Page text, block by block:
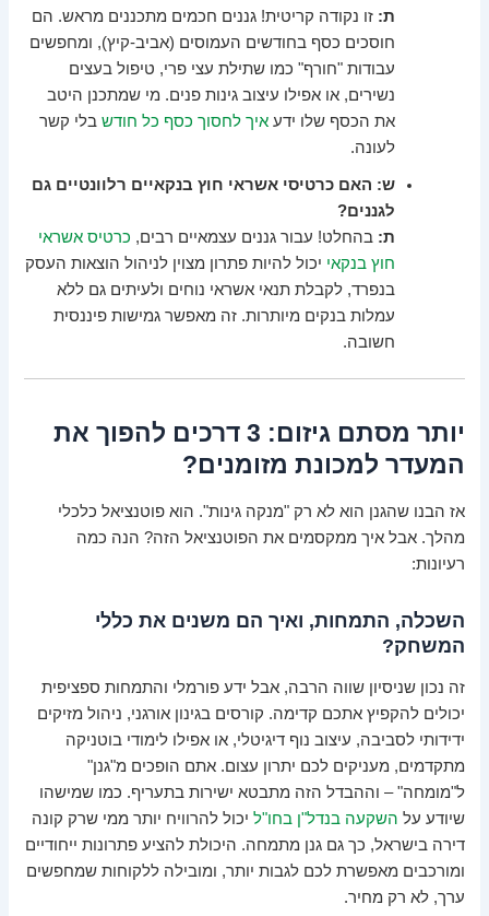
ת: זו נקודה קריטית! גננים חכמים מתכננים מראש. הם
חוסכים כסף בחודשים העמוסים (אביב-קיץ), ומחפשים
עבודות "חורף" כמו שתילת עצי פרי, טיפול בעצים
נשירים, או אפילו עיצוב גינות פנים. מי שמתכנן היטב
את הכסף שלו ידעאיך לחסוך כסף כל חודש בלי קשר
לעונה.
ש: האם כרטיסי אשראי חוץ בנקאיים רלוונטיים גם
לגננים?
ת: בהחלט! עבור גננים עצמאיים רבים, כרטיס אשראי
חוץ בנקאי יכול להיות פתרון מצוין לניהול הוצאות העסק
בנפרד, לקבלת תנאי אשראי נוחים ולעיתים גם ללא
עמלות בנקים מיותרות. זה מאפשר גמישות פיננסית
חשובה.
יותר מסתם גיזום: 3 דרכים להפוך את
המעדר למכונת מזומנים?
אז הבנו שהגנן הוא לא רק "מנקה גינות". הוא פוטנציאל כלכלי
מהלך. אבל איך ממקסמים את הפוטנציאל הזה? הנה כמה
רעיונות:
השכלה, התמחות, ואיך הם משנים את כללי
המשחק?
זה נכון שניסיון שווה הרבה, אבל ידע פורמלי והתמחות ספציפית
יכולים להקפיץ אתכם קדימה. קורסים בגינון אורגני, ניהול מזיקים
ידידותי לסביבה, עיצוב נוף דיגיטלי, או אפילו לימודי בוטניקה
מתקדמים, מעניקים לכם יתרון עצום. אתם הופכים מ"גנן"
ל"מומחה" – וההבדל הזה מתבטא ישירות בתעריף. כמו שמישהו
שיודע על השקעה בנדל"ן בחו"ל יכול להרוויח יותר ממי שרק קונה
דירה בישראל, כך גם גנן מתמחה. היכולת להציע פתרונות ייחודיים
ומורכבים מאפשרת לכם לגבות יותר, ומובילה ללקוחות שמחפשים
ערך, לא רק מחיר.